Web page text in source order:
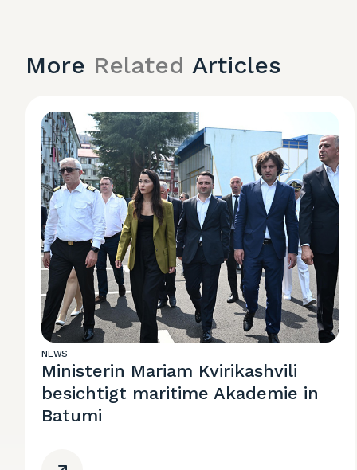
More Related Articles
NEWS
Ministerin Mariam Kvirikashvili
besichtigt maritime Akademie in
Batumi